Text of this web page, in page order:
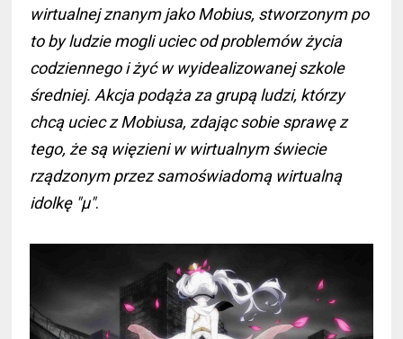
wirtualnej znanym jako Mobius, stworzonym po
to by ludzie mogli uciec od problemów życia
codziennego i żyć w wyidealizowanej szkole
średniej. Akcja podąża za grupą ludzi, którzy
chcą uciec z Mobiusa, zdając sobie sprawę z
tego, że są więzieni w wirtualnym świecie
rządzonym przez samoświadomą wirtualną
idolkę "μ".